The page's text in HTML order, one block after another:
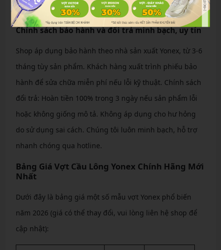
vợt không biến dạng.
Chính sách bảo hành và đổi trả minh bạch, uy tín
Shop áp dụng bảo hành theo nhà sản xuất Yonex, từ 3-6
tháng tùy sản phẩm. Khách hàng xuất trình phiếu bảo
hành để sửa chữa miễn phí nếu lỗi kỹ thuật. Chính sách
đổi trả: Hoàn tiền 100% trong 3 ngày nếu sản phẩm lỗi
hoặc không giống mô tả. Không áp dụng cho hư hỏng
do sử dụng sai cách. Chúng tôi luôn minh bạch, hỗ trợ
nhanh chóng qua hotline.
Bảng Giá Vợt Cầu Lông Yonex Chính Hãng Mới
Nhất
Dưới đây là bảng giá một số mẫu vợt Yonex phổ biến
năm 2026 (giá có thể thay đổi, vui lòng liên hệ shop để
cập nhật):